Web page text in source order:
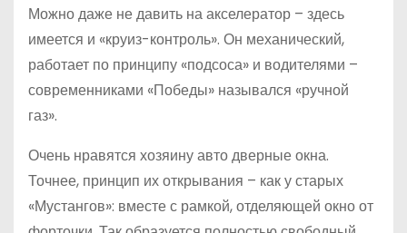
Можно даже не давить на акселератор – здесь
имеется и «круиз-контроль». Он механический,
работает по принципу «подсоса» и водителями –
современниками «Победы» назывался «ручной
газ».
Очень нравятся хозяину авто дверные окна.
Точнее, принцип их открывания – как у старых
«Мустангов»: вместе с рамкой, отделяющей окно от